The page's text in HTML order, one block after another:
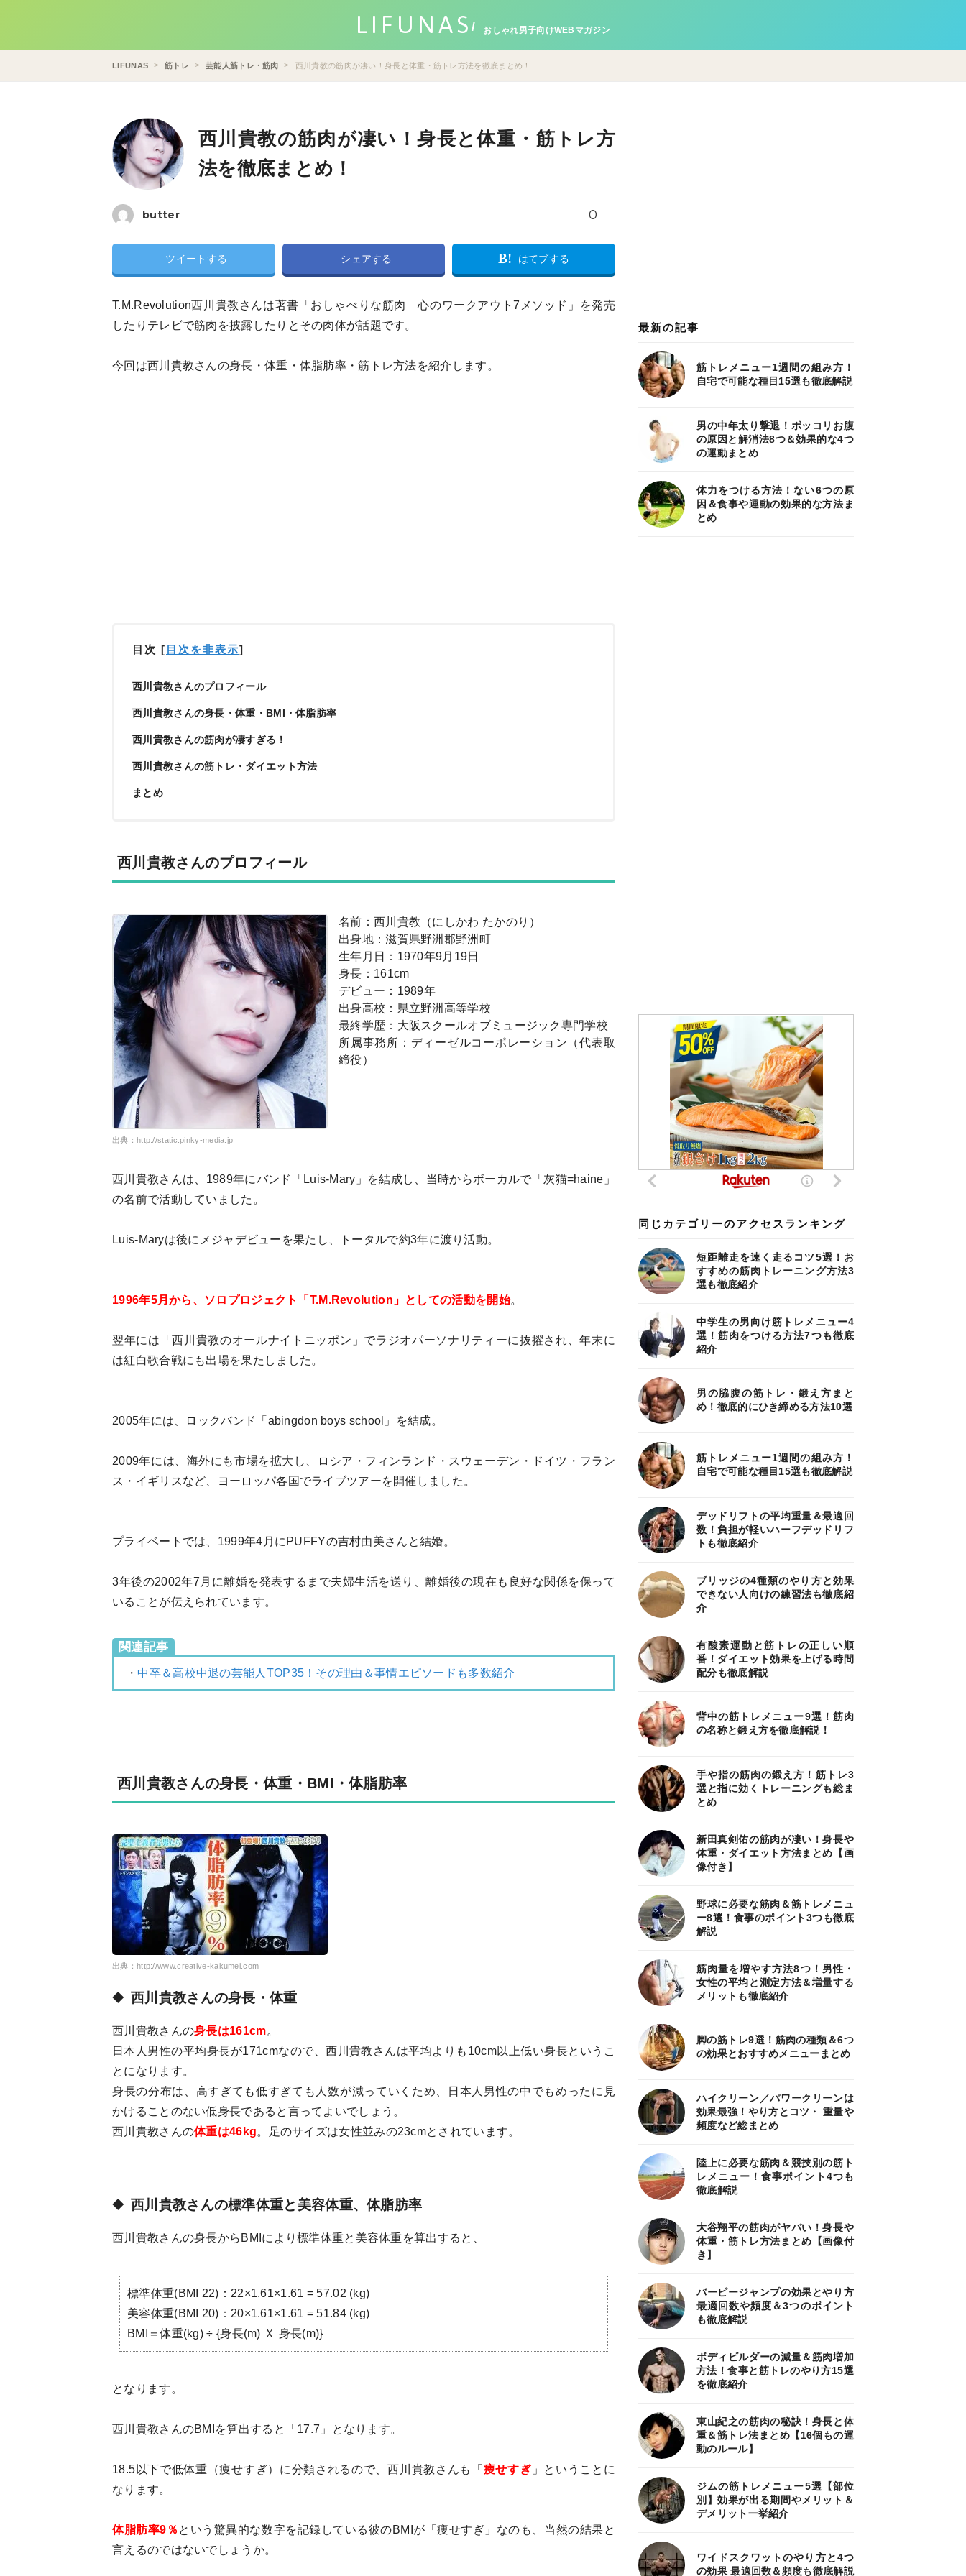
LIFUNAS おしゃれ男子向けWEBマガジン
LIFUNAS 筋トレ 芸能人筋トレ・筋肉 西川貴教の筋肉が凄い！身長と体重・筋トレ方法を徹底まとめ！
西川貴教の筋肉が凄い！身長と体重・筋トレ方
法を徹底まとめ！
butter 0
ツイートする シェアする B! はてブする
T.M.Revolution西川貴教さんは著書「おしゃべりな筋肉 心のワークアウト7メソッド」を発売
したりテレビで筋肉を披露したりとその肉体が話題です。
今回は西川貴教さんの身長・体重・体脂肪率・筋トレ方法を紹介します。
目次 [ 目次を非表示]
西川貴教さんのプロフィール
西川貴教さんの身長・体重・BMI・体脂肪率
西川貴教さんの筋肉が凄すぎる！
西川貴教さんの筋トレ・ダイエット方法
まとめ
西川貴教さんのプロフィール
出典：http://static.pinky-media.jp
名前：西川貴教（にしかわ たかのり）
出身地：滋賀県野洲郡野洲町
生年月日：1970年9月19日
身長：161cm
デビュー：1989年
出身高校：県立野洲高等学校
最終学歴：大阪スクールオブミュージック専門学校
所属事務所：ディーゼルコーポレーション（代表取
締役）
西川貴教さんは、1989年にバンド「Luis-Mary」を結成し、当時からボーカルで「灰猫=haine」
の名前で活動していました。
Luis-Maryは後にメジャデビューを果たし、トータルで約3年に渡り活動。
1996年5月から、ソロプロジェクト「T.M.Revolution」としての活動を開始。
翌年には「西川貴教のオールナイトニッポン」でラジオパーソナリティーに抜擢され、年末に
は紅白歌合戦にも出場を果たしました。
2005年には、ロックバンド「abingdon boys school」を結成。
2009年には、海外にも市場を拡大し、ロシア・フィンランド・スウェーデン・ドイツ・フラン
ス・イギリスなど、ヨーロッパ各国でライブツアーを開催しました。
プライベートでは、1999年4月にPUFFYの吉村由美さんと結婚。
3年後の2002年7月に離婚を発表するまで夫婦生活を送り、離婚後の現在も良好な関係を保って
いることが伝えられています。
関連記事
・中卒＆高校中退の芸能人TOP35！その理由＆事情エピソードも多数紹介
西川貴教さんの身長・体重・BMI・体脂肪率
出典：http://www.creative-kakumei.com
西川貴教さんの身長・体重
西川貴教さんの身長は161cm。
日本人男性の平均身長が171cmなので、西川貴教さんは平均よりも10cm以上低い身長というこ
とになります。
身長の分布は、高すぎても低すぎても人数が減っていくため、日本人男性の中でもめったに見
かけることのない低身長であると言ってよいでしょう。
西川貴教さんの体重は46kg。足のサイズは女性並みの23cmとされています。
西川貴教さんの標準体重と美容体重、体脂肪率
西川貴教さんの身長からBMIにより標準体重と美容体重を算出すると、
標準体重(BMI 22)：22×1.61×1.61 = 57.02 (kg)
美容体重(BMI 20)：20×1.61×1.61 = 51.84 (kg)
BMI＝体重(kg) ÷ {身長(m) Ｘ 身長(m)}
となります。
西川貴教さんのBMIを算出すると「17.7」となります。
18.5以下で低体重（痩せすぎ）に分類されるので、西川貴教さんも「 痩せすぎ 」ということに
なります。
体脂肪率9％ という驚異的な数字を記録している彼のBMIが「痩せすぎ」なのも、当然の結果と
言えるのではないでしょうか。
最新の記事
筋トレメニュー1週間の組み方！
自宅で可能な種目15選も徹底解説
男の中年太り撃退！ポッコリお腹
の原因と解消法8つ＆効果的な4つ
の運動まとめ
体力をつける方法！ない6つの原
因＆食事や運動の効果的な方法ま
とめ
同じカテゴリーのアクセスランキング
短距離走を速く走るコツ5選！お
すすめの筋肉トレーニング方法3
選も徹底紹介
中学生の男向け筋トレメニュー4
選！筋肉をつける方法7つも徹底
紹介
男の脇腹の筋トレ・鍛え方まと
め！徹底的にひき締める方法10選
筋トレメニュー1週間の組み方！
自宅で可能な種目15選も徹底解説
デッドリフトの平均重量＆最適回
数！負担が軽いハーフデッドリフ
トも徹底紹介
ブリッジの4種類のやり方と効果
できない人向けの練習法も徹底紹
介
有酸素運動と筋トレの正しい順
番！ダイエット効果を上げる時間
配分も徹底解説
背中の筋トレメニュー9選！筋肉
の名称と鍛え方を徹底解説！
手や指の筋肉の鍛え方！筋トレ3
選と指に効くトレーニングも総ま
とめ
新田真剣佑の筋肉が凄い！身長や
体重・ダイエット方法まとめ【画
像付き】
野球に必要な筋肉＆筋トレメニュ
ー8選！食事のポイント3つも徹底
解説
筋肉量を増やす方法8つ！男性・
女性の平均と測定方法＆増量する
メリットも徹底紹介
脚の筋トレ9選！筋肉の種類＆6つ
の効果とおすすめメニューまとめ
ハイクリーン／パワークリーンは
効果最強！やり方とコツ・ 重量や
頻度など総まとめ
陸上に必要な筋肉＆競技別の筋ト
レメニュー！食事ポイント4つも
徹底解説
大谷翔平の筋肉がヤバい！身長や
体重・筋トレ方法まとめ【画像付
き】
バーピージャンプの効果とやり方
最適回数や頻度＆3つのポイント
も徹底解説
ボディビルダーの減量＆筋肉増加
方法！食事と筋トレのやり方15選
を徹底紹介
東山紀之の筋肉の秘訣！身長と体
重＆筋トレ法まとめ【16個もの運
動のルール】
ジムの筋トレメニュー5選【部位
別】効果が出る期間やメリット＆
デメリット一挙紹介
ワイドスクワットのやり方と4つ
の効果 最適回数＆頻度も徹底解説